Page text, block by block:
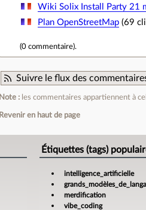
Wiki Solix Install Party 21
Plan OpenStreetMap(69
(0 commentaire).
Suivre le flux des
Note : les commentaires appartiennent à
Revenir en haut de page
Étiquettes (tags)
intelligence_artificielle
merdification
vibe_coding